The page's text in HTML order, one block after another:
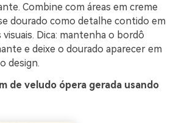
Combine com áreas em creme
dourado como detalhe contido em
Dica: mantenha o bordô
e deixe o dourado aparecer em
design.
de veludo ópera gerada usando